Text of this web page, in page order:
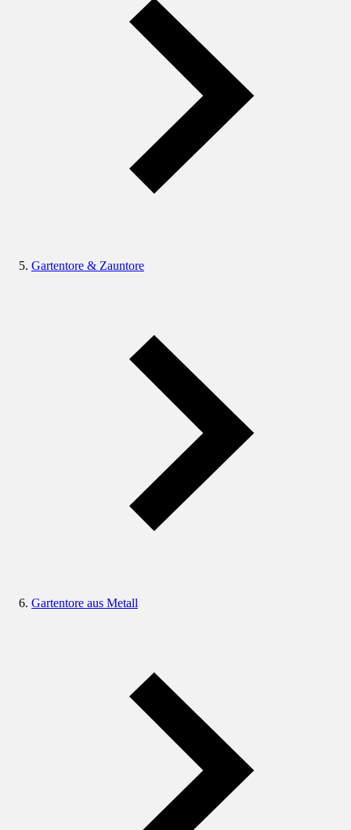
Gartentore & Zauntore
Gartentore aus Metall